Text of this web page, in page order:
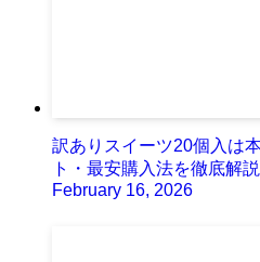
訳ありスイーツ20個入は
ト・最安購入法を徹底解説
February 16, 2026